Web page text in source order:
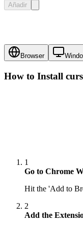
Añadir
Browser
How to Install
1
Go to Chrome
Hit the 'Add to
2
Add the